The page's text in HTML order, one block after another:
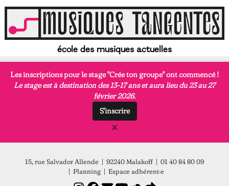
école des musiques actuelles
Les inscriptions pour le stage"Crée ton groupe"ont commencé !
Le stage est à destination des 13-17 ans et aura lieu du 23 au 27
février 2026.
S'inscrire
×
15, rue Salvador Allende | 92240 Malakoff | 01 40 84 80 09
| Planning| Espace adhérent·e